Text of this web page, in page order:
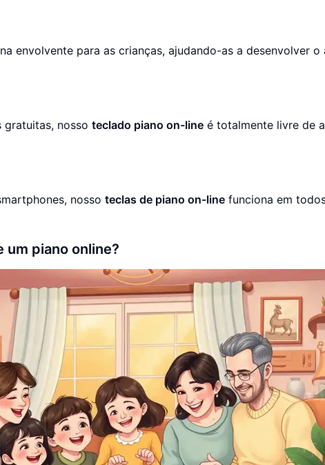
envolvente para as crianças, ajudando-as a desenvolver o
nosso teclado piano on-line é totalmente livre de
nosso teclas de piano on-line funciona em
um piano online?